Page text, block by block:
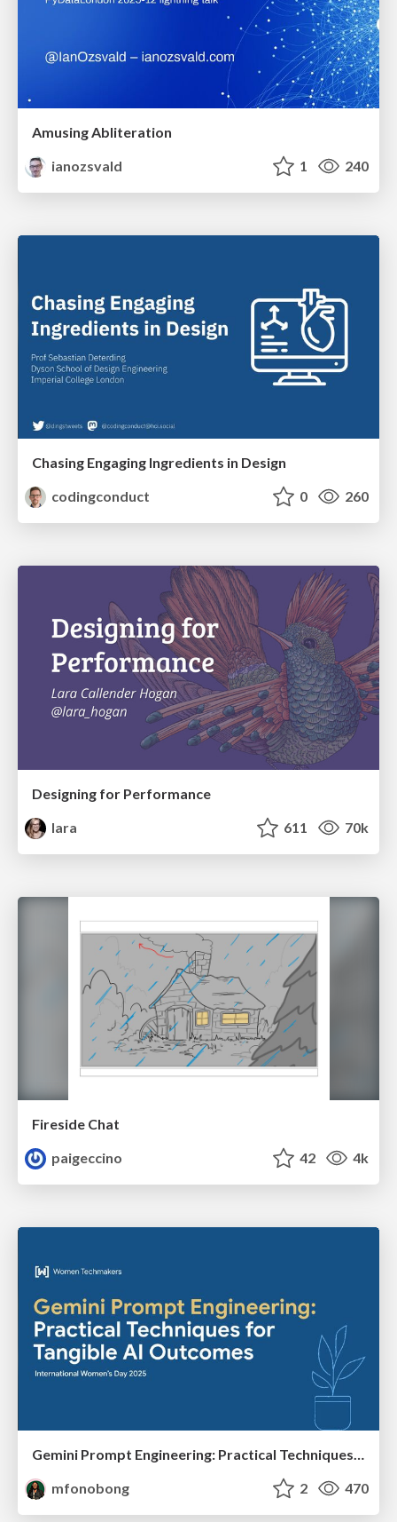
Amusing Abliteration
ianozsvald
1 240
Chasing Engaging Ingredients in Design
codingconduct
0 260
Designing for Performance
lara
611 70k
Fireside Chat
paigeccino
42 4k
Gemini Prompt Engineering: Practical Techniques for Tangible AI Outcomes
mfonobong
2 470